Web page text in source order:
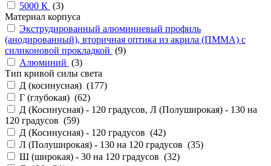
5000 К (3)
Материал корпуса
Экструдированный алюминиевый профиль
(анодированный), вторичная оптика из акрила (ПММА) с
силиконовой прокладкой (9)
Алюминий (3)
Тип кривой силы света
Д (косинусная) (177)
Г (глубокая) (62)
Д (Косинусная) - 120 градусов, Л (Полуширокая) - 130 на
120 градусов (59)
Д (Косинусная) - 120 градусов (42)
Л (Полуширокая) - 130 на 120 градусов (35)
Ш (широкая) - 30 на 120 градусов (32)